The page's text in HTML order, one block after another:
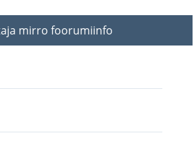
mirro foorumiinfo